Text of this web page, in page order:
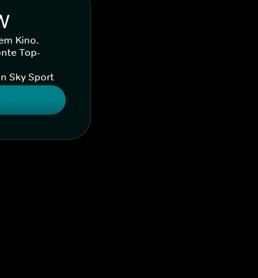
Kino.
Top-
Sky Sport